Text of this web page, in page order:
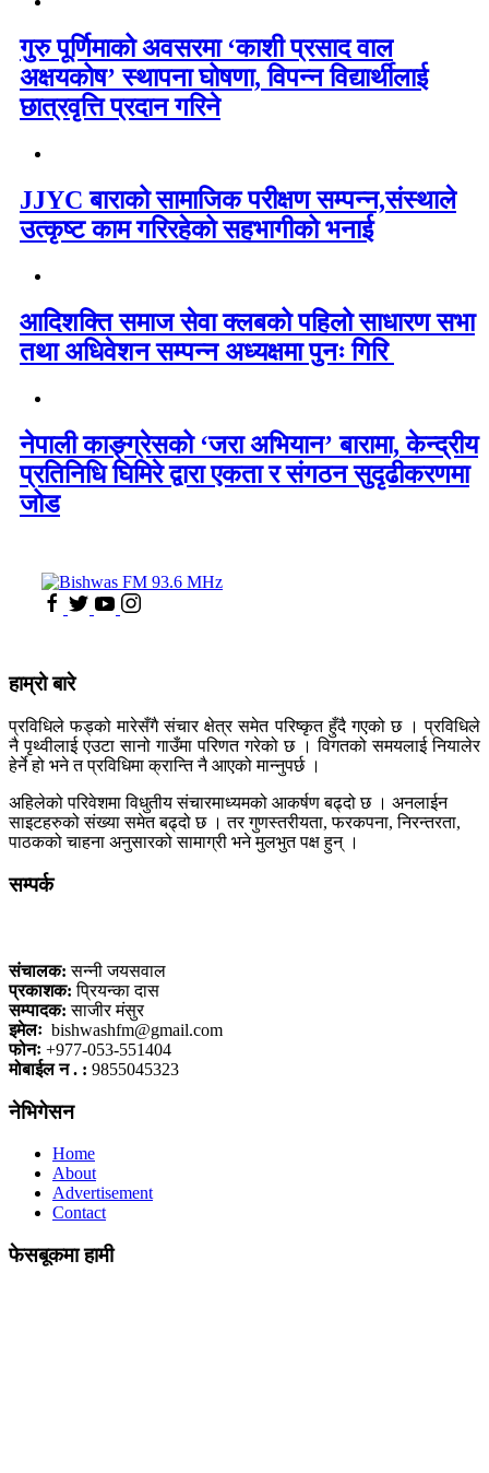
गुरु पूर्णिमाको अवसरमा ‘काशी प्रसाद वाल
अक्षयकोष’ स्थापना घोषणा, विपन्न विद्यार्थीलाई
छात्रवृत्ति प्रदान गरिने
JJYC बाराको सामाजिक परीक्षण सम्पन्न,संस्थाले
उत्कृष्ट काम गरिरहेको सहभागीको भनाई
आदिशक्ति समाज सेवा क्लबको पहिलो साधारण सभा
तथा अधिवेशन सम्पन्न अध्यक्षमा पुनः गिरि
नेपाली काङ्ग्रेसको ‘जरा अभियान’ बारामा, केन्द्रीय
प्रतिनिधि घिमिरे द्वारा एकता र संगठन सुदृढीकरणमा
जोड
हाम्रो बारे
प्रविधिले फड्को मारेसँगै संचार क्षेत्र समेत परिष्कृत हुँदै गएको छ । प्रविधिले
नै पृथ्वीलाई एउटा सानो गाउँमा परिणत गरेको छ । विगतको समयलाई नियालेर
हेर्ने हो भने त प्रविधिमा क्रान्ति नै आएको मान्नुपर्छ ।
अहिलेको परिवेशमा विधुतीय संचारमाध्यमको आकर्षण बढ्दो छ । अनलाईन
साइटहरुको संख्या समेत बढ्दो छ । तर गुणस्तरीयता, फरकपना, निरन्तरता,
पाठकको चाहना अनुसारको सामाग्री भने मुलभुत पक्ष हुन् ।
सम्पर्क
संचालक: सन्नी जयसवाल
प्रकाशक: प्रियन्का दास
सम्पादक: साजीर मंसुर
इमेलः bishwashfm@gmail.com
फोनः +977-053-551404
मोबाईल न . : 9855045323
नेभिगेसन
Home
About
Advertisement
Contact
फेसबूकमा हामी